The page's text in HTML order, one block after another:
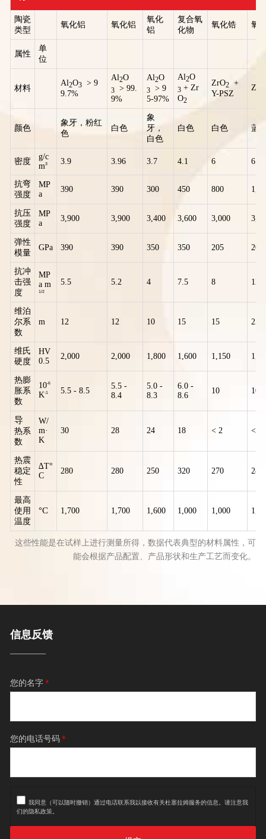
这些性能是在试样上进行测量所得，数据代表典型的材料属性，可
能会根据产品配置、产品形状和生产工艺而变化。
信息反馈
您的名字*
您的电话号码*
我同意（可以随时撤销）通过电话联系我以接收有关杜塞拉姆服务的信息。请注意我
们的隐私政策。